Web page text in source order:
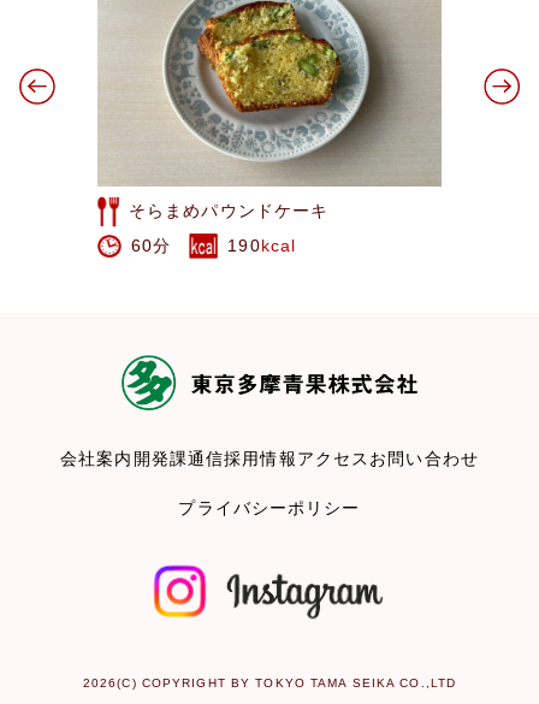
会社案内 開発課通信採用情報アクセス お問い合わせ
プライバシーポリシー
2026(C) COPYRIGHT BY TOKYO TAMA SEIKA CO.,LTD